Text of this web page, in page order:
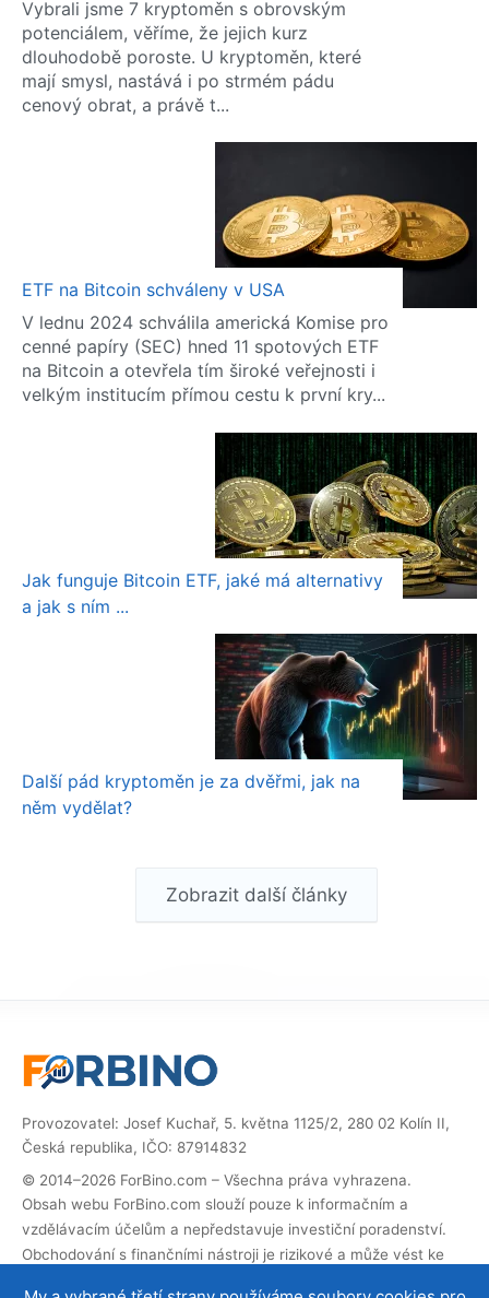
Vybrali jsme 7 kryptoměn s obrovským
potenciálem, věříme, že jejich kurz
dlouhodobě poroste. U kryptoměn, které
mají smysl, nastává i po strmém pádu
cenový obrat, a právě t...
ETF na Bitcoin schváleny v USA
V lednu 2024 schválila americká Komise pro
cenné papíry (SEC) hned 11 spotových ETF
na Bitcoin a otevřela tím široké veřejnosti i
velkým institucím přímou cestu k první kry...
Jak funguje Bitcoin ETF, jaké má alternativy
a jak s ním ...
Další pád kryptoměn je za dvěřmi, jak na
něm vydělat?
Zobrazit další články
Provozovatel: Josef Kuchař, 5. května 1125/2, 280 02 Kolín II,
Česká republika, IČO: 87914832
© 2014–2026 ForBino.com – Všechna práva vyhrazena.
Obsah webu ForBino.com slouží pouze k informačním a
vzdělávacím účelům a nepředstavuje investiční poradenství.
Obchodování s finančními nástroji je rizikové a může vést ke